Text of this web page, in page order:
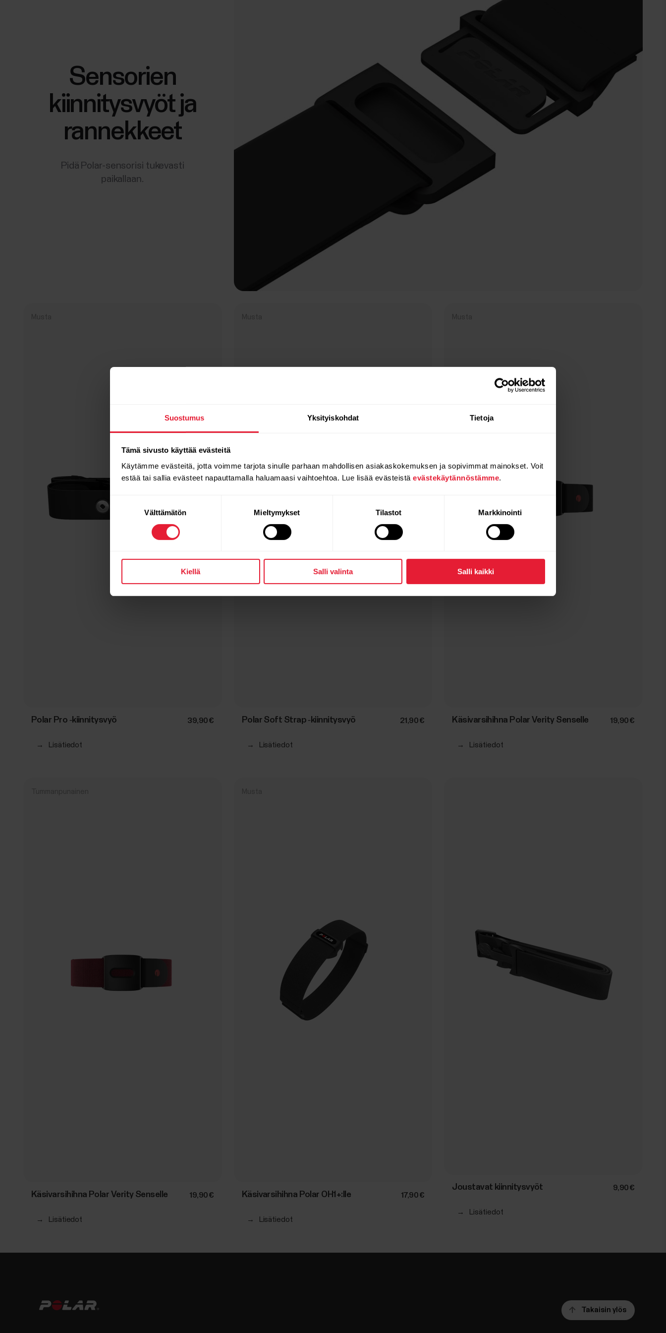
Suostumus Yksityiskohdat Tietoja
Tämä sivusto käyttää evästeitä
Käytämme evästeitä, jotta voimme tarjota sinulle parhaan mahdollisen asiakaskokemuksen ja sopivimmat mainokset. Voit
estää tai sallia evästeet napauttamalla haluamaasi vaihtoehtoa. Lue lisää evästeistä evästekäytännöstämme.
Välttämätön Mieltymykset Tilastot Markkinointi
Kiellä Salli valinta Salli kaikki
Sensorien
kiinnitysvyöt ja
rannekkeet
Pidä Polar-sensorisi tukevasti
paikallaan.
Polar Pro ‑kiinnitysvyö 39,90 €
→ Lisätiedot
Polar Soft Strap ‑kiinnitysvyö 21,90 €
→ Lisätiedot
Käsivarsihihna Polar Verity Senselle 19,90 €
→ Lisätiedot
Käsivarsihihna Polar Verity Senselle 19,90 €
→ Lisätiedot
Käsivarsihihna Polar OH1+:lle 17,90 €
→ Lisätiedot
Joustavat kiinnitysvyöt 9,90 €
→ Lisätiedot
Takaisin ylös